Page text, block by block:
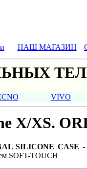
НАШ МАГАЗИН
VIVO
X/XS.
SILICONE CASE
SOFT-TOUCH